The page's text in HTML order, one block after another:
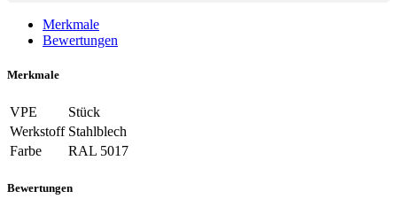
Merkmale
Bewertungen
Merkmale
VPE
Stück
Werkstoff Stahlblech
Farbe
RAL 5017
Bewertungen